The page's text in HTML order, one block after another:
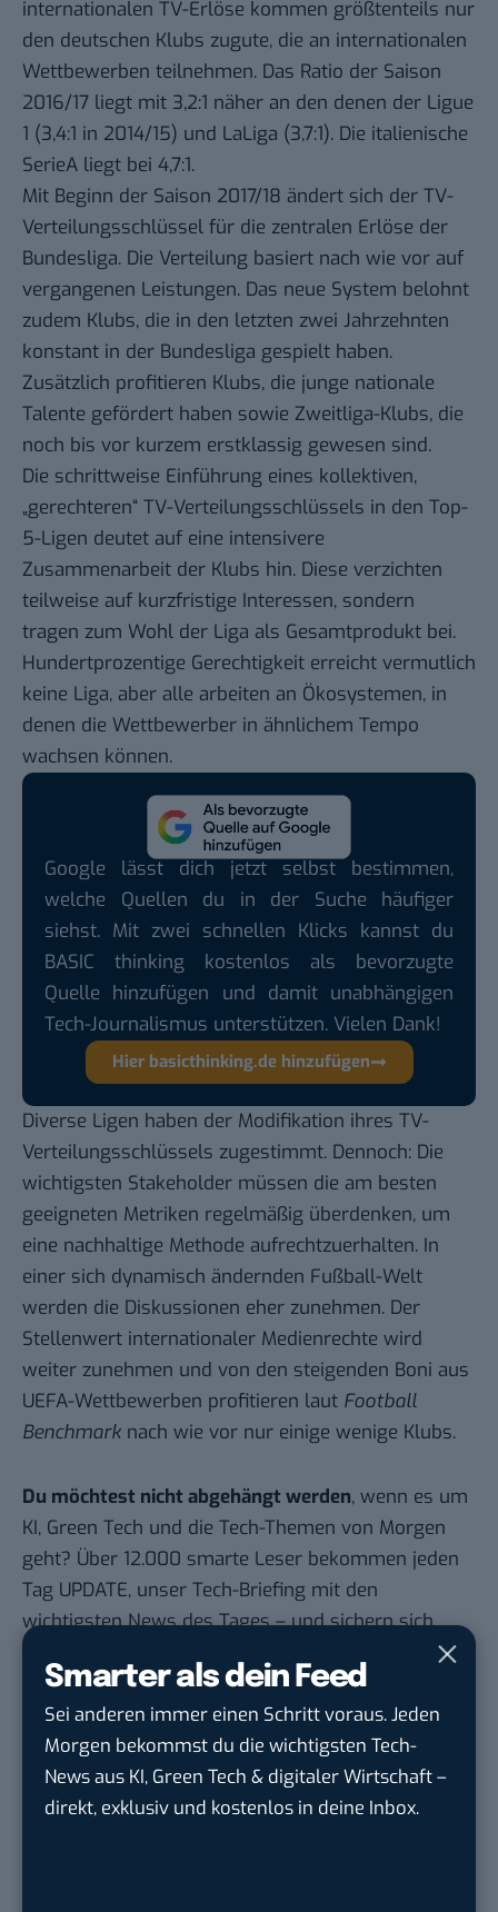
Smarter als dein Feed
Sei anderen immer einen Schritt voraus. Jeden
Morgen bekommst du die wichtigsten Tech-
News aus KI, Green Tech & digitaler Wirtschaft –
direkt, exklusiv und kostenlos in deine Inbox.
internationalen TV-Erlöse kommen größtenteils nur
den deutschen Klubs zugute, die an internationalen
Wettbewerben teilnehmen. Das Ratio der Saison
2016/17 liegt mit 3,2:1 näher an den denen der Ligue
1 (3,4:1 in 2014/15) und LaLiga (3,7:1). Die italienische
SerieA liegt bei 4,7:1.
Mit Beginn der Saison 2017/18 ändert sich der TV-
Verteilungsschlüssel für die zentralen Erlöse der
Bundesliga. Die Verteilung basiert nach wie vor auf
vergangenen Leistungen. Das neue System belohnt
zudem Klubs, die in den letzten zwei Jahrzehnten
konstant in der Bundesliga gespielt haben.
Zusätzlich profitieren Klubs, die junge nationale
Talente gefördert haben sowie Zweitliga-Klubs, die
noch bis vor kurzem erstklassig gewesen sind.
Die schrittweise Einführung eines kollektiven,
„gerechteren“ TV-Verteilungsschlüssels in den Top-
5-Ligen deutet auf eine intensivere
Zusammenarbeit der Klubs hin. Diese verzichten
teilweise auf kurzfristige Interessen, sondern
tragen zum Wohl der Liga als Gesamtprodukt bei.
Hundertprozentige Gerechtigkeit erreicht vermutlich
keine Liga, aber alle arbeiten an Ökosystemen, in
denen die Wettbewerber in ähnlichem Tempo
wachsen können.
Google lässt dich jetzt selbst bestimmen,
welche Quellen du in der Suche häufiger
siehst. Mit zwei schnellen Klicks kannst du
BASIC thinking kostenlos als bevorzugte
Quelle hinzufügen und damit unabhängigen
Tech-Journalismus unterstützen. Vielen Dank!
Hier basicthinking.de hinzufügen
Diverse Ligen haben der Modifikation ihres TV-
Verteilungsschlüssels zugestimmt. Dennoch: Die
wichtigsten Stakeholder müssen die am besten
geeigneten Metriken regelmäßig überdenken, um
eine nachhaltige Methode aufrechtzuerhalten. In
einer sich dynamisch ändernden Fußball-Welt
werden die Diskussionen eher zunehmen. Der
Stellenwert internationaler Medienrechte wird
weiter zunehmen und von den steigenden Boni aus
UEFA-Wettbewerben profitieren laut Football
Benchmark nach wie vor nur einige wenige Klubs.
Du möchtest nicht abgehängt werden, wenn es um
KI, Green Tech und die Tech-Themen von Morgen
geht? Über 12.000 smarte Leser bekommen jeden
Tag UPDATE, unser Tech-Briefing mit den
wichtigsten News des Tages – und sichern sich
kostenlos anmelden.
STELLENANZEIGEN
Social Media Content Creator (m/w/d)